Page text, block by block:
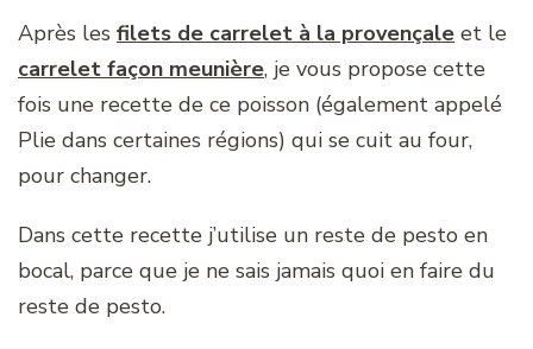
Après les filets de carrelet à la provençale et le
carrelet façon meunière, je vous propose cette
fois une recette de ce poisson (également appelé
Plie dans certaines régions) qui se cuit au four,
pour changer.
Dans cette recette j’utilise un reste de pesto en
bocal, parce que je ne sais jamais quoi en faire du
reste de pesto.